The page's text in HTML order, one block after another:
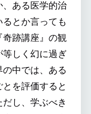
ある医学的治
とか言っても
跡講座』の観
しく幻に過ぎ
中では、ある
を評価すると
し、学ぶべき